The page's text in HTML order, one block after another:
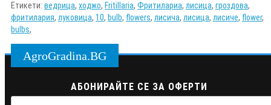
Етикети: ведрица, ходжо, Fritillaria, Фритилариа, лисица, гроздова,
фритилария, луковица, 10, bulb, flowers, лисича, лисица, лисиче, flower,
bulbs,
AgroGradina.BG
АБОНИРАЙТЕ СЕ ЗА ОФЕРТИ